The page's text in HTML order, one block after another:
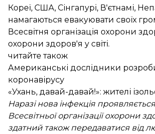
Кореї, США, Сінгапурі, В'єтнамі,
намагаються евакуювати своїх
Всесвітня організація охорони
охорони здоров'я у світі.
читайте також
Американські дослідники
коронавірусу
«Ухань, давай-давай!»: жителі
Наразі нова інфекція
Всесвітньої організації охорони
здатний також передаватися від